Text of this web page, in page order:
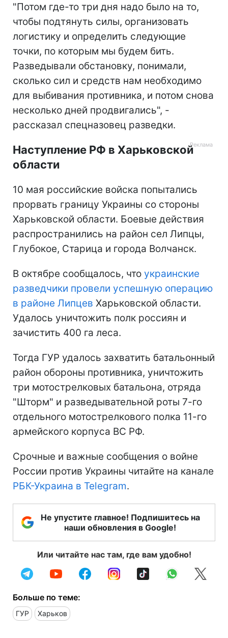
"Потом где-то три дня надо было на то,
чтобы подтянуть силы, организовать
логистику и определить следующие
точки, по которым мы будем бить.
Разведывали обстановку, понимали,
сколько сил и средств нам необходимо
для выбивания противника, и потом снова
несколько дней продвигались", -
рассказал спецназовец разведки.
Наступление РФ в Харьковской
области
10 мая российские войска попытались
прорвать границу Украины со стороны
Харьковской области. Боевые действия
распространились на район сел Липцы,
Глубокое, Старица и города Волчанск.
В октябре сообщалось, что украинские
разведчики провели успешную операцию
в районе Липцев Харьковской области.
Удалось уничтожить полк россиян и
зачистить 400 га леса.
Тогда ГУР удалось захватить батальонный
район обороны противника, уничтожить
три мотострелковых батальона, отряда
"Шторм" и разведывательной роты 7-го
отдельного мотострелкового полка 11-го
армейского корпуса ВС РФ.
Срочные и важные сообщения о войне
России против Украины читайте на канале
РБК-Украина в Telegram.
Не упустите главное! Подпишитесь на
наши обновления в Google!
Или читайте нас там, где вам удобно!
Больше по теме:
ГУР Харьков